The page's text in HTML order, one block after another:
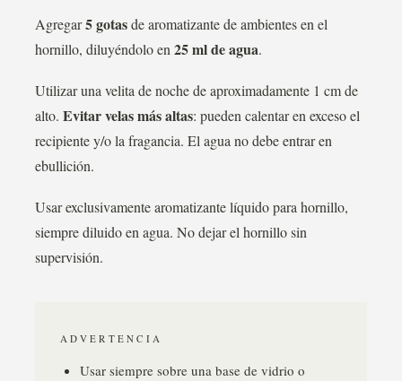
Agregar5 gotasde aromatizante de ambientes en el
hornillo, diluyéndolo en 25 ml de agua.
Utilizar una velita de noche de aproximadamente 1 cm de
alto. Evitar velas más altas: pueden calentar en exceso el
recipiente y/o la fragancia. El agua no debe entrar en
ebullición.
Usar exclusivamente aromatizante líquido para hornillo,
siempre diluido en agua. No dejar el hornillo sin
supervisión.
ADVERTENCIA
Usar siempre sobre una base de vidrio o